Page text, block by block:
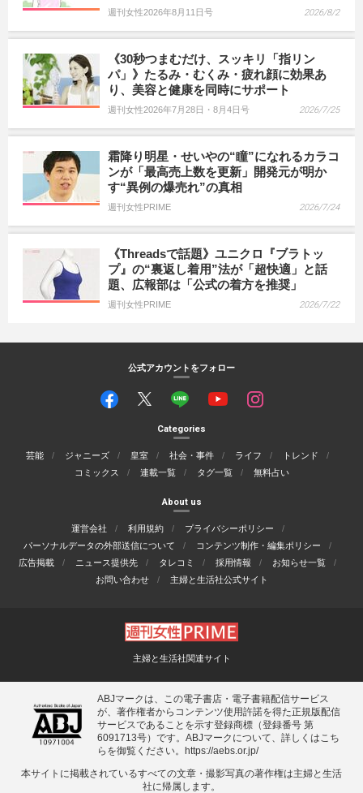
週刊女性2026年8月11日号 2026/8/2
《30秒つまむだけ、スッキリ「指リン
パ」》たるみ・むくみ・疲れ顔に効果あ
り、美容と健康を同時にサポート
週刊女性2026年7月28日・8月4日号 2026/7/25
霜降り明星・せいやの“瞳”になれるカラコ
ンが「最高売上数を更新」開発元が明か
す“異例の爆売れ”の真相
週刊女性PRIME 2026/7/24
《Threadsで話題》ユニクロ『ブラトッ
プ』の“裏返し着用”法が「超快適」と話
題、広報部は「公式の着方を推奨」
週刊女性PRIME 2026/7/22
公式アカウントをフォロー
Categories
芸能 ジャニーズ 皇室 社会・事件 ライフ
トレンド
コミックス
連載一覧 タグ一覧 無料占い
About us
運営会社 利用規約
プライバシーポリシー
パーソナルデータの外部送信について
コンテンツ制作・編集ポリシー
広告掲載
ニュース提供先 タレコミ 採用情報
お知らせ一覧
お問い合わせ
主婦と生活社公式サイト
主婦と生活社関連サイト
ABJマークは、この電子書店・電子書籍配信サービス
が、著作権者からコンテンツ使用許諾を得た正規版配信
サービスであることを示す登録商標（登録番号 第
6091713号）です。ABJマークについて、詳しくはこち
らを御覧ください。 https://aebs.or.jp/
本サイトに掲載されているすべての⽂章・撮影写真の著作権は主婦と⽣活
社に帰属します。